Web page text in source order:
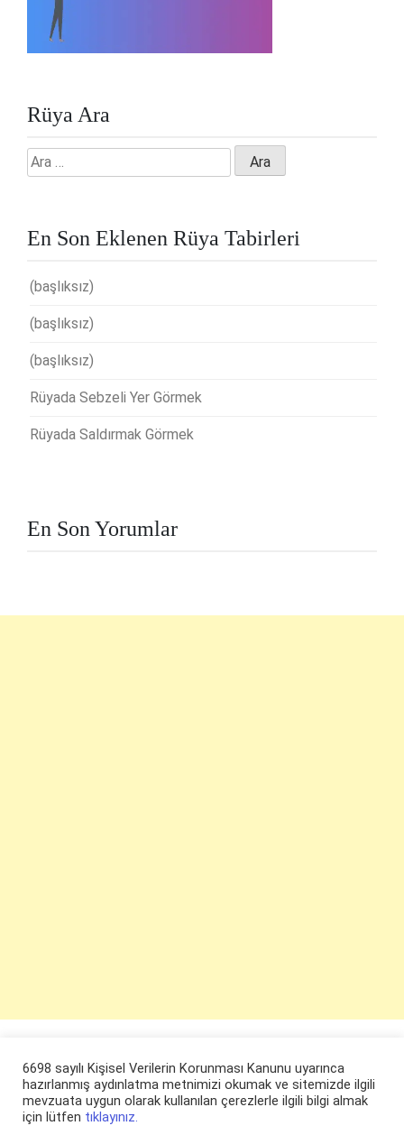
Rüya Ara
Arama:
En Son Eklenen Rüya Tabirleri
(başlıksız)
(başlıksız)
(başlıksız)
Rüyada Sebzeli Yer Görmek
Rüyada Saldırmak Görmek
En Son Yorumlar
6698 sayılı Kişisel Verilerin Korunması Kanunu uyarınca
hazırlanmış aydınlatma metnimizi okumak ve sitemizde ilgili
mevzuata uygun olarak kullanılan çerezlerle ilgili bilgi almak
için lütfen tıklayınız.